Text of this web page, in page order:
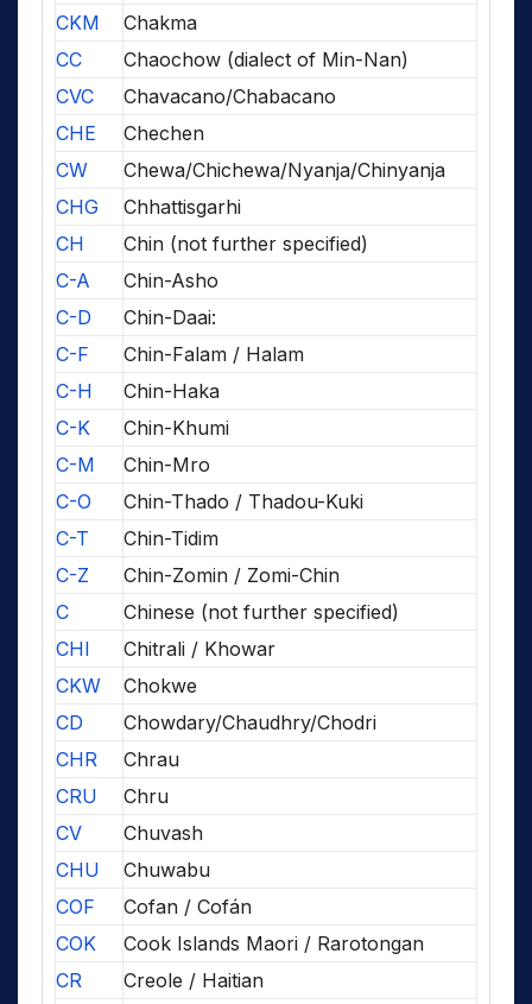
CKM
Chakma
CC
Chaochow (dialect of Min-Nan)
CVC
Chavacano/Chabacano
CHE
Chechen
CW
Chewa/Chichewa/Nyanja/Chinyanja
CHG
Chhattisgarhi
CH
Chin (not further specified)
C-A
Chin-Asho
C-D
Chin-Daai:
C-F
Chin-Falam / Halam
C-H
Chin-Haka
C-K
Chin-Khumi
C-M
Chin-Mro
C-O
Chin-Thado / Thadou-Kuki
C-T
Chin-Tidim
C-Z
Chin-Zomin / Zomi-Chin
C
Chinese (not further specified)
CHI
Chitrali / Khowar
CKW
Chokwe
CD
Chowdary/Chaudhry/Chodri
CHR
Chrau
CRU
Chru
CV
Chuvash
CHU
Chuwabu
COF
Cofan / Cofán
COK
Cook Islands Maori / Rarotongan
CR
Creole / Haitian